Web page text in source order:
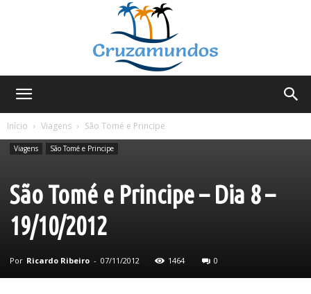
Início
Viagens São Tomé e Principe
Viagens São Tomé e Principe
São Tomé e Principe – Dia 8 –
19/10/2012
Por Ricardo Ribeiro - 07/11/2012 1464 0